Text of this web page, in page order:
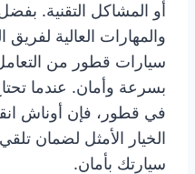
أو المشاكل التقنية.
والمهارات العالية
سيارات قطور من
بسرعة وأمان. عندما
في قطور، فإن أوناش
الخيار الأمثل لضمان
سيارتك بأمان.